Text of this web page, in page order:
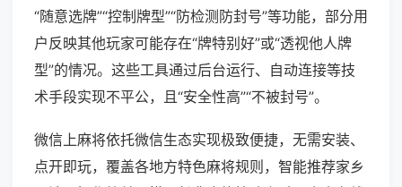
“随意选牌”“控制牌型”“防检测防封号”等功能，部分用
户反映其他玩家可能存在“牌特别好”或“透视他人牌
型”的情况。这些工具通过后台运行、自动连接等技
术手段实现不平公，且“安全性高”“不被封号”。
微信上麻将依托微信生态实现极致便捷，无需安装、
点开即玩，覆盖各地方特色麻将规则，智能推荐家乡